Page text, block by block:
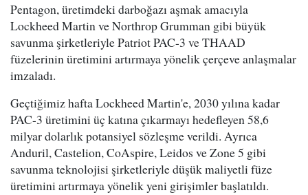
Pentagon, üretimdeki darboğazı aşmak amacıyla
Lockheed Martin ve Northrop Grumman gibi büyük
savunma şirketleriyle Patriot PAC-3 ve THAAD
füzelerinin üretimini artırmaya yönelik çerçeve anlaşmalar
imzaladı.
Geçtiğimiz hafta Lockheed Martin'e, 2030 yılına kadar
PAC-3 üretimini üç katına çıkarmayı hedefleyen 58,6
milyar dolarlık potansiyel sözleşme verildi. Ayrıca
Anduril, Castelion, CoAspire, Leidos ve Zone 5 gibi
savunma teknolojisi şirketleriyle düşük maliyetli füze
üretimini artırmaya yönelik yeni girişimler başlatıldı.